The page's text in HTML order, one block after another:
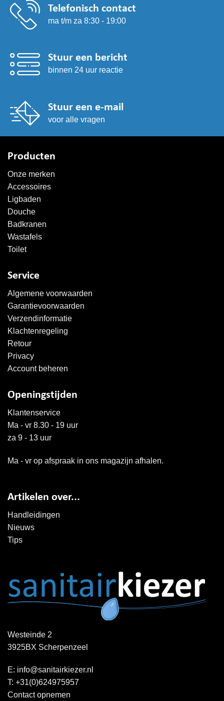
Telefonisch contact
ma t/m za 8:30 - 19:00
Stuur een bericht
binnen 24 uur reactie
Stuur een e-mail
voor alle vragen
Producten
Onze merken
Accessoires
Ligbaden
Douche
Badkranen
Wastafels
Toilet
Service
Algemene voorwaarden
Garantievoorwaarden
Verzendinformatie
Klachtenregeling
Retour
Privacy
Account beheren
Openingstijden
Klantenservice
Ma - vr 8.30 - 19 uur
za 9 - 13 uur
Ma - vr op afspraak in ons magazijn afhalen.
Artikelen over...
Handleidingen
Nieuws
Tips
Westeinde 2
3925BX Scherpenzeel
E: info@sanitairkiezer.nl
T: +31(0)624975957
Contact opnemen